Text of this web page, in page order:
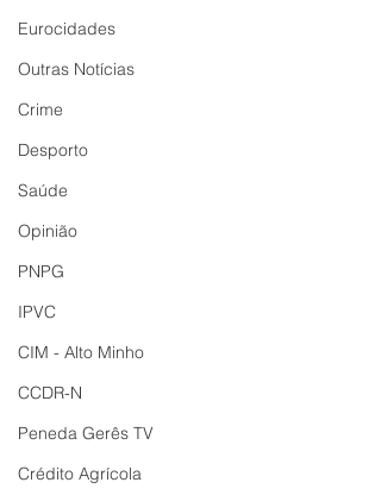
Eurocidades
Outras Notícias
Crime
Desporto
Saúde
Opinião
PNPG
IPVC
CIM - Alto Minho
CCDR-N
Peneda Gerês TV
Crédito Agrícola